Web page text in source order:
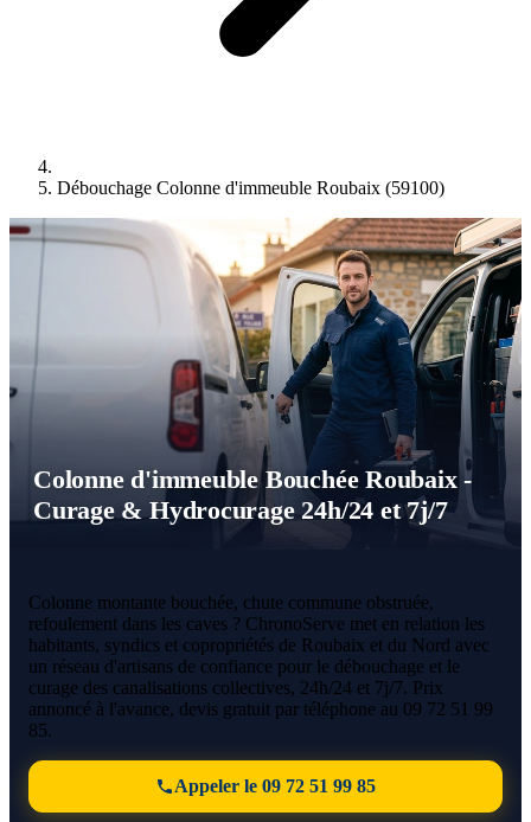
Débouchage Colonne d'immeuble Roubaix (59100)
Colonne d'immeuble Bouchée Roubaix -
Curage & Hydrocurage 24h/24 et 7j/7
Colonne montante bouchée, chute commune obstruée,
refoulement dans les caves ? ChronoServe met en relation les
habitants, syndics et copropriétés de Roubaix et du Nord avec
un réseau d'artisans de confiance pour le débouchage et le
curage des canalisations collectives, 24h/24 et 7j/7. Prix
annoncé à l'avance, devis gratuit par téléphone au 09 72 51 99
85.
Appeler le 09 72 51 99 85